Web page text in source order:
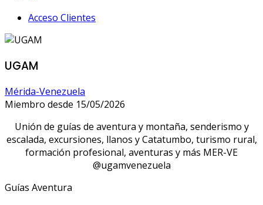
Acceso Clientes
UGAM
Mérida-Venezuela
Miembro desde 15/05/2026
Unión de guías de aventura y montaña, senderismo y
escalada, excursiones, llanos y Catatumbo, turismo rural,
formación profesional, aventuras y más MER-VE
@ugamvenezuela
Guías Aventura